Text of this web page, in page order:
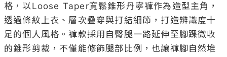
格，以Loose Taper寬鬆錐形丹寧褲作為造型主角，
透過條紋上衣、層次疊穿與打結細節，打造辨識度十
足的個人風格。褲款採用自臀腿一路延伸至腳踝微收
的錐形剪裁，不僅能修飾腿部比例，也讓褲腳自然堆